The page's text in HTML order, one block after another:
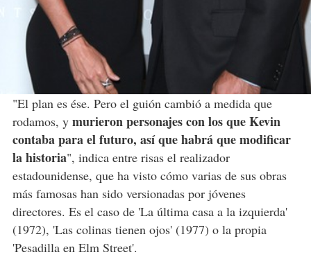
"El plan es ése. Pero el guión cambió a medida que
rodamos, y murieron personajes con los que Kevin
contaba para el futuro, así que habrá que modificar
la historia", indica entre risas el realizador
estadounidense, que ha visto cómo varias de sus obras
más famosas han sido versionadas por jóvenes
directores. Es el caso de 'La última casa a la izquierda'
(1972), 'Las colinas tienen ojos' (1977) o la propia
'Pesadilla en Elm Street'.